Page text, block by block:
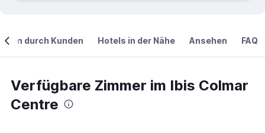
durch Kunden Hotels in der Nähe Ansehen FAQ
Verfügbare Zimmer im Ibis Colmar
Centre